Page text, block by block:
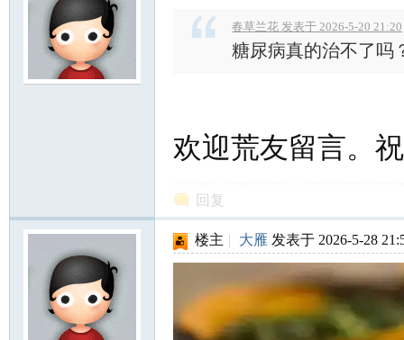
春草兰花 发表于 2026-5-20 21:20
糖尿病真的治不了吗
欢迎荒友留言。
回复
楼主 | 大雁 发表于 2026-5-28